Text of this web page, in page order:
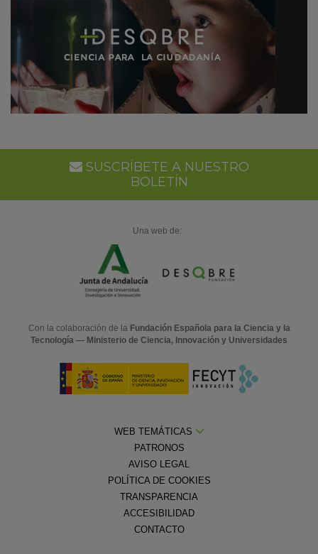
SUSCRÍBETE A NUESTRO
BOLETÍN
Una web de:
Con la colaboración de la Fundación Española para la Ciencia y la
Tecnología — Ministerio de Ciencia, Innovación y Universidades
WEB TEMÁTICAS
PATRONOS
AVISO LEGAL
POLÍTICA DE COOKIES
TRANSPARENCIA
ACCESIBILIDAD
CONTACTO